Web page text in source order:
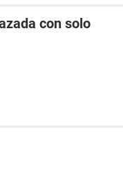
con solo